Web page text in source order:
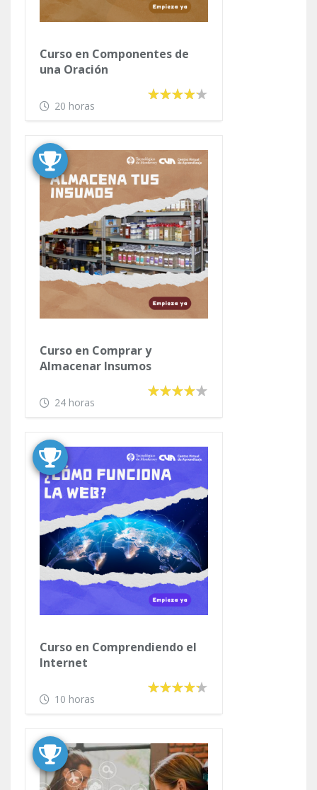
Curso en Componentes de
una Oración
20 horas
Curso en Comprar y
Almacenar Insumos
24 horas
Curso en Comprendiendo el
Internet
10 horas